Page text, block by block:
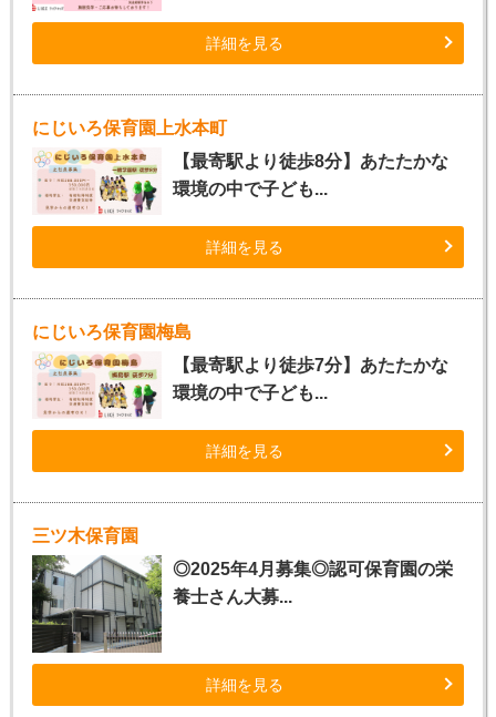
詳細を見る
にじいろ保育園上水本町
【最寄駅より徒歩8分】あたたかな
環境の中で子ども...
詳細を見る
にじいろ保育園梅島
【最寄駅より徒歩7分】あたたかな
環境の中で子ども...
詳細を見る
三ツ木保育園
◎2025年4月募集◎認可保育園の栄
養士さん大募...
詳細を見る